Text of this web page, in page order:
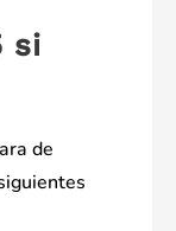
si
de